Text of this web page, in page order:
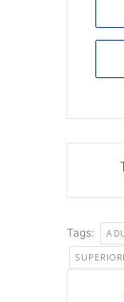
Tags: